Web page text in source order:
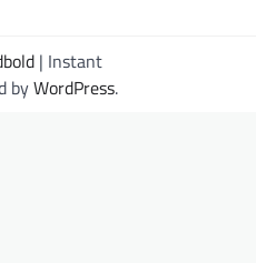
| Instant
byWordPress.